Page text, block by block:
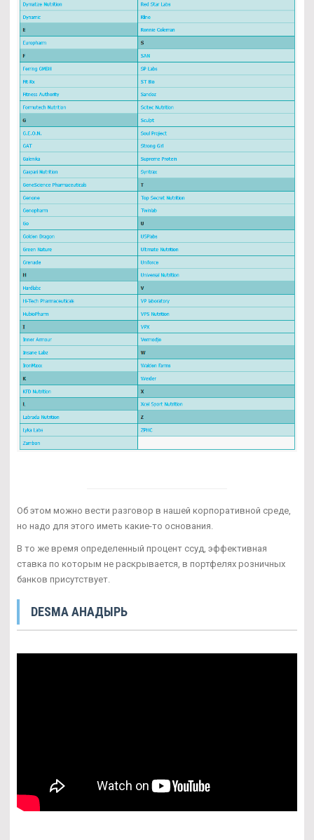
Об этом можно вести разговор в нашей корпоративной среде,
но надо для этого иметь какие-то основания.
В то же время определенный процент ссуд, эффективная
ставка по которым не раскрывается, в портфелях розничных
банков присутствует.
DESMA АНАДЫРЬ